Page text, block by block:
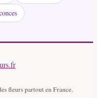
fleurs partout en France.